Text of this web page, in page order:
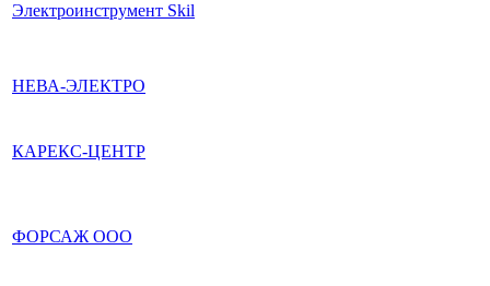
Электроинструмент Skil
НЕВА-ЭЛЕКТРО
КАРЕКС-ЦЕНТР
ФОРСАЖ ООО